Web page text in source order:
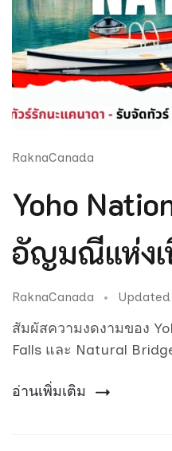
RaknaCanada
Yoho
อัญมณีแห่งเ
RaknaCanada Updated
สัมผัสความงดงามของ
Falls และ Natural
อ่านเพิ่มเติม